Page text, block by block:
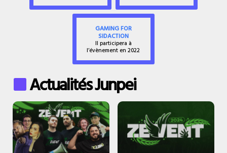
GAMING FOR
SIDACTION
Il participera à
l’évènement en 2022
Actualités Junpei